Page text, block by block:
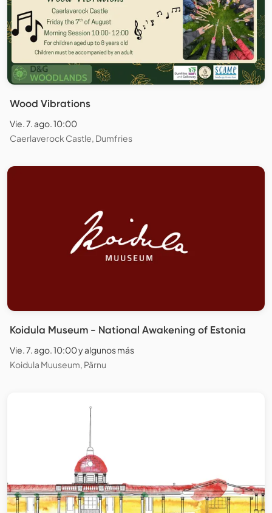
Wood Vibrations
Vie. 7. ago. 10:00
Caerlaverock Castle, Dumfries
Koidula Museum - National Awakening of Estonia
Vie. 7. ago. 10:00 y algunos más
Koidula Muuseum, Pärnu